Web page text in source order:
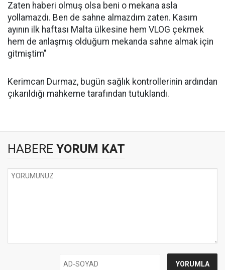
Zaten haberi olmuş olsa beni o mekana asla
yollamazdı. Ben de sahne almazdım zaten. Kasım
ayının ilk haftası Malta ülkesine hem VLOG çekmek
hem de anlaşmış olduğum mekanda sahne almak için
gitmiştim"
Kerimcan Durmaz, bugün sağlık kontrollerinin ardından
çıkarıldığı mahkeme tarafından tutuklandı.
HABERE YORUM KAT